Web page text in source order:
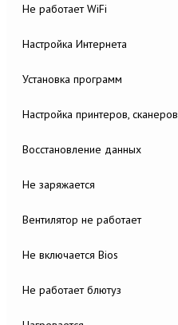
Не работает WiFi
Настройка Интернета
Установка программ
Настройка принтеров, сканеров
Восстановление данных
Не заряжается
Вентилятор не работает
Не включается Bios
Не работает блютуз